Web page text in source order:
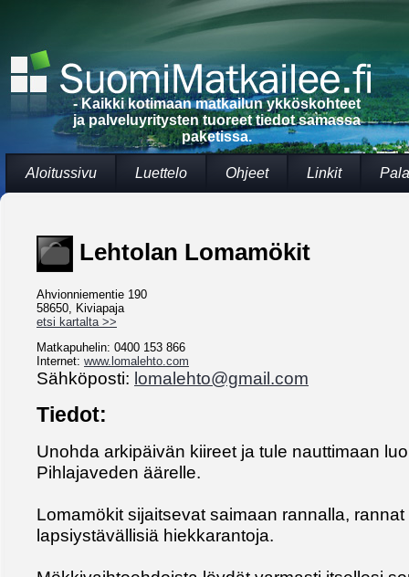
- Kaikki kotimaan matkailun ykköskohteet
ja palveluyritysten tuoreet tiedot samassa
paketissa.
Aloitussivu Luettelo Ohjeet Linkit
Lehtolan Lomamökit
Ahvionniementie 190
58650, Kiviapaja
etsi kartalta >>
Matkapuhelin: 0400 153 866
Internet: www.lomalehto.com
Sähköposti: lomalehto@gmail.com
Tiedot:
Unohda arkipäivän kiireet ja tule nauttimaan
Pihlajaveden äärelle.
Lomamökit sijaitsevat saimaan rannalla,
lapsiystävällisiä hiekkarantoja.